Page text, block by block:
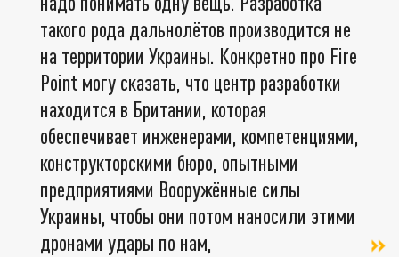
такого рода дальнолётов производится не
на территории Украины. Конкретно про Fire
Point могу сказать, что центр разработки
находится в Британии, которая
обеспечивает инженерами, компетенциями,
конструкторскими бюро, опытными
предприятиями Вооружённые силы
Украины, чтобы они потом наносили этими
дронами удары по нам,